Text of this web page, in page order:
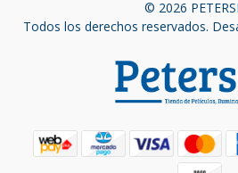
© 2026
Todos los derechos reservados.